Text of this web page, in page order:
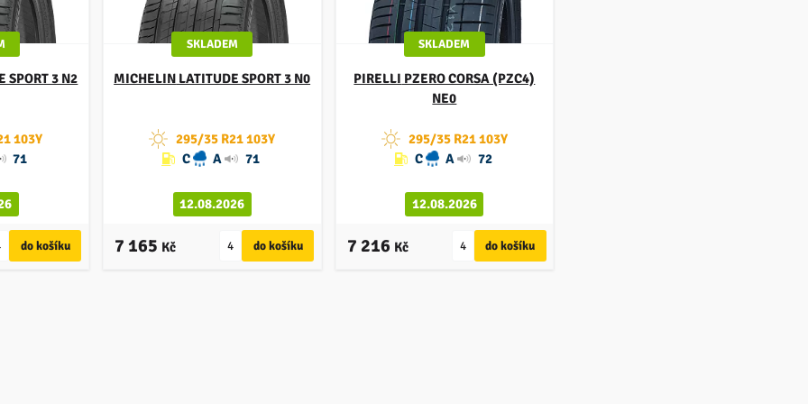
SPORT 3 N2
103Y
71
SKLADEM
MICHELIN LATITUDE SPORT 3 N0
295/35 R21 103Y
C
A 71
12.08.2026
7 165 Kč
SKLADEM
PIRELLI PZERO CORSA (PZC4)
NE0
295/35 R21 103Y
C
A 72
12.08.2026
7 216 Kč